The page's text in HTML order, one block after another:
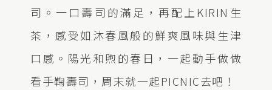
司。一口壽司的滿足，再配上KIRIN生
茶，感受如沐春風般的鮮爽風味與⽣津
口感。陽光和煦的春日，一起動手做做
看手鞠壽司，周末就一起PICNIC去吧！